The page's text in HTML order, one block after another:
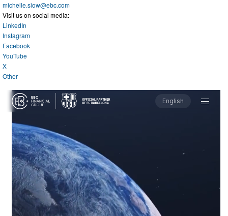
michelle.siow@ebc.com
Visit us on social media:
LinkedIn
Instagram
Facebook
YouTube
X
Other